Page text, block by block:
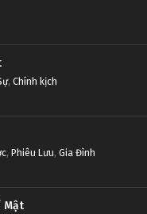
, Chính kịch
, Phiêu Lưu, Gia Đình
Mật